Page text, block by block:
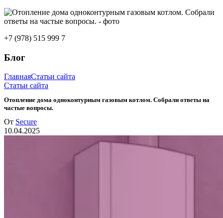
+7 (978) 515 999 7
Блог
ГлавнаяСтатьи сайта
Статьи сайта
Отопление дома одноконтурным газовым котлом. Собрали ответы на
частые вопросы.
От Secure
10.04.2025